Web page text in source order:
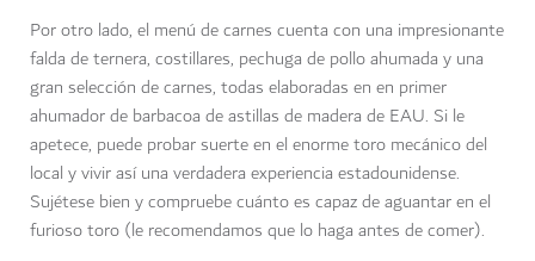
Por otro lado, el menú de carnes cuenta con una impresionante
falda de ternera, costillares, pechuga de pollo ahumada y una
gran selección de carnes, todas elaboradas en en primer
ahumador de barbacoa de astillas de madera de EAU. Si le
apetece, puede probar suerte en el enorme toro mecánico del
local y vivir así una verdadera experiencia estadounidense.
Sujétese bien y compruebe cuánto es capaz de aguantar en el
furioso toro (le recomendamos que lo haga antes de comer).